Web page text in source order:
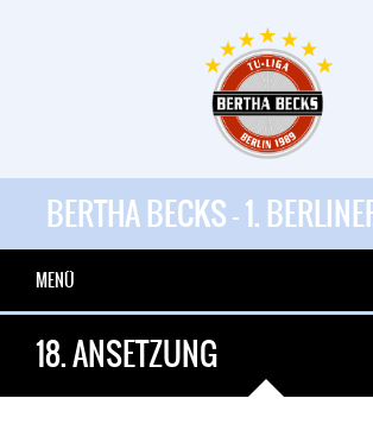
BERTHA BECKS - 1.
MENÜ
18. ANSETZUNG